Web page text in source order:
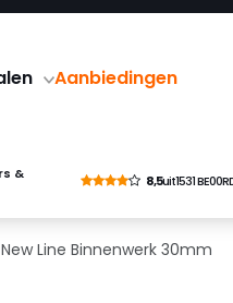
Aanbiedingen
&
8,5uit1531
Line Binnenwerk 30mm